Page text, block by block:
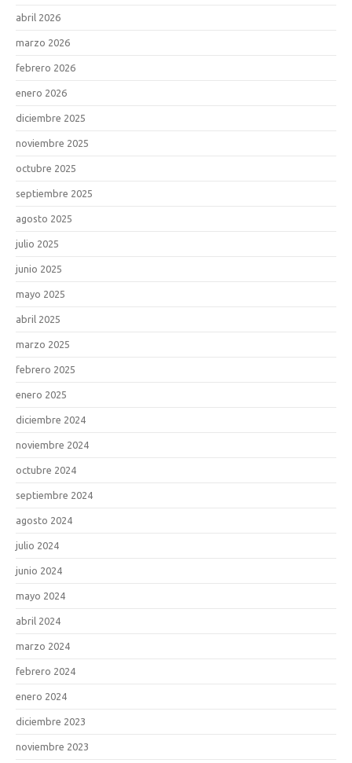
abril 2026
marzo 2026
febrero 2026
enero 2026
diciembre 2025
noviembre 2025
octubre 2025
septiembre 2025
agosto 2025
julio 2025
junio 2025
mayo 2025
abril 2025
marzo 2025
febrero 2025
enero 2025
diciembre 2024
noviembre 2024
octubre 2024
septiembre 2024
agosto 2024
julio 2024
junio 2024
mayo 2024
abril 2024
marzo 2024
febrero 2024
enero 2024
diciembre 2023
noviembre 2023